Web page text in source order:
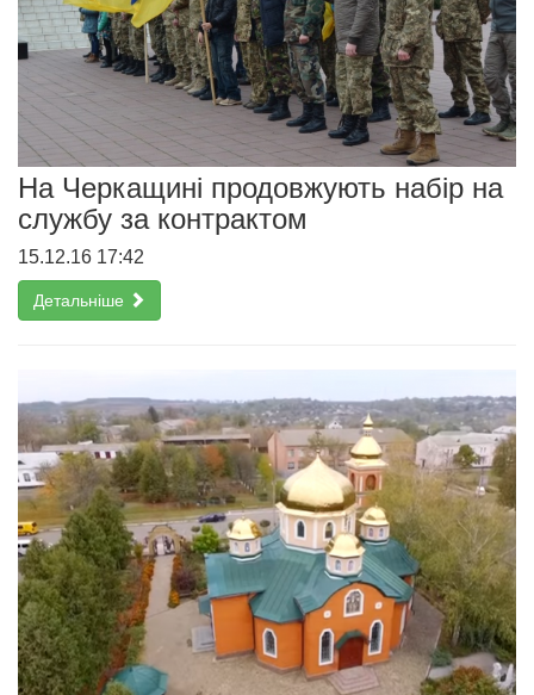
На Черкащині продовжують набір на
службу за контрактом
15.12.16 17:42
Детальніше